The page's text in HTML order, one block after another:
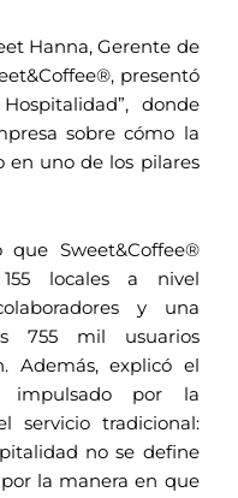
Hanna, Gerente de
presentó
donde
sobre cómo la
en uno de los pilares
que Sweet&Coffee®
locales a nivel
y una
755 mil usuarios
Además, explicó el
impulsado por la
servicio tradicional:
no se define
la manera en que